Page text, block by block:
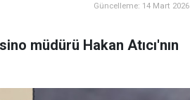
Güncelleme: 14 Mart 2026
müdürü Hakan Atıcı'nın